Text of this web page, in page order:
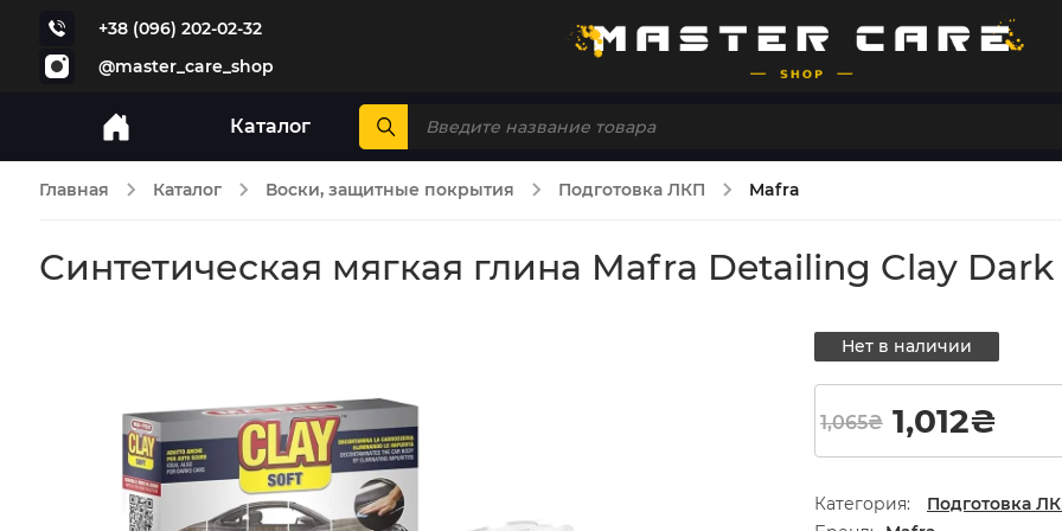
+38 (096) 202-02-32
@master_care_shop
Каталог
Главная Каталог Воски, защитные покрытия Подготовка ЛКП Mafra
Синтетическая мягкая глина Mafra Detailing Clay Dark
Нет в наличии
1,065₴ 1,012₴
Категория: Подготовка